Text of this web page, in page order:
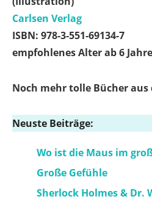
Carlsen Verlag
ISBN: 978-3-551-69134-7
empfohlenes Alter ab 6
Noch mehr tolle Bücher aus
Neuste Beiträge:
Wo ist die Maus im
Große Gefühle
Sherlock Holmes & Dr.